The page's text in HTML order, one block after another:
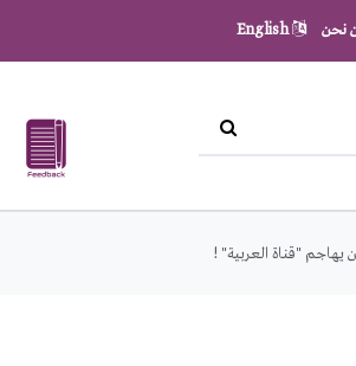
نحن English
يهاجم "قناة العربية" !